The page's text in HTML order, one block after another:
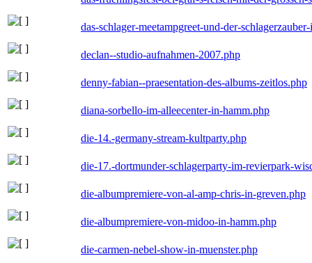
das-schlager-meetampgreet-und-der-
declan--studio-aufnahmen-2007.php
denny-fabian--praesentation-des-albums-zeitlos.php
diana-sorbello-im-alleecenter-in-hamm.php
die-14.-germany-stream-kultparty.php
die-17.-dortmunder-schlagerparty-im-revierpark-
die-albumpremiere-von-al-amp-chris-in-greven.php
die-albumpremiere-von-midoo-in-hamm.php
die-carmen-nebel-show-in-muenster.php